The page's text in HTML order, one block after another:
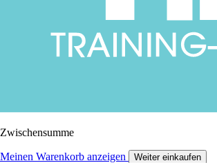
Zwischensumme
Meinen Warenkorb anzeigen Weiter einkaufen